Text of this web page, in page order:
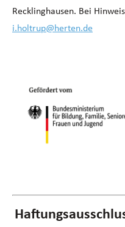
Recklinghausen. Bei
i.holtrup@herten.de